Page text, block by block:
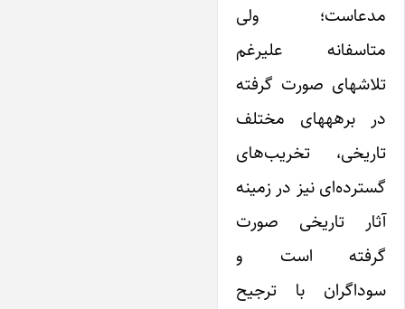
مدعاست؛ ولی
متاسفانه علیرغم
تلاشهای صورت گرفته
در برهههای مختلف
تاریخی، تخریب‌های
گسترده‌ای نیز در زمینه
آثار تاریخی صورت
گرفته است و
سوداگران با ترجیح